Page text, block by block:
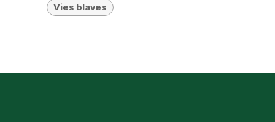
Vies blaves